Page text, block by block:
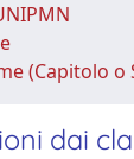
(Capitolo o
dai